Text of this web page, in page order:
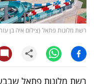
קריפטו
ויראלי
טלוויזיה
עסקי
רשת מלונות פתאל (צילום איה בן
רשת מלונות פתאל